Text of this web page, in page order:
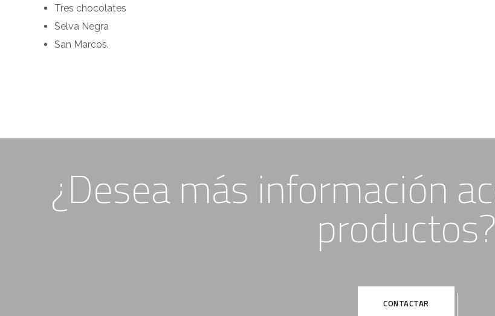
Tres chocolates
Selva Negra
San Marcos.
¿Desea más información
productos?
CONTACTAR